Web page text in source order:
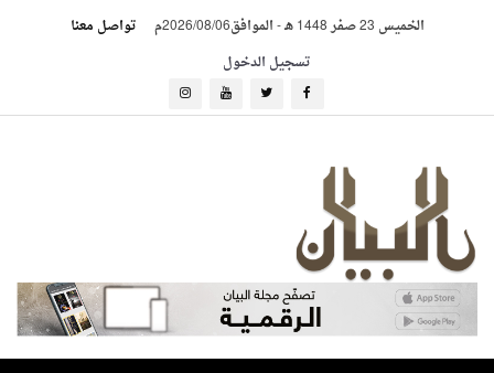
الخميس 23 صفر 1448 هـ -الموافق2026/08/06م
تواصل معنا
تسجيل الدخول